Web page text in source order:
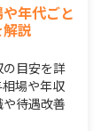
年代ごと
説
目安を詳
場や年収
待遇改善